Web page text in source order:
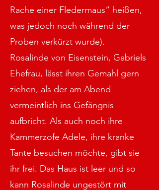
Rache einer Fledermaus“ heißen,
was jedoch noch während der
Proben verkürzt wurde).
Rosalinde von Eisenstein, Gabriels
Ehefrau, lässt ihren Gemahl gern
ziehen, als der am Abend
vermeintlich ins Gefängnis
aufbricht. Als auch noch ihre
Kammerzofe Adele, ihre kranke
Tante besuchen möchte, gibt sie
ihr frei. Das Haus ist leer und so
kann Rosalinde ungestört mit